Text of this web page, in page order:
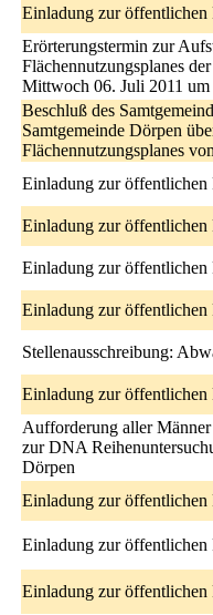
Einladung zur öffentlichen
Erörterungstermin zur
Flächennutzungsplanes
Mittwoch 06. Juli 2011
Beschluß des
Samtgemeinde Dörpen
Flächennutzungsplanes
Einladung zur öffentlichen
Einladung zur öffentlichen
Einladung zur öffentlichen
Einladung zur öffentlichen
Stellenausschreibung:
Einladung zur öffentlichen
Aufforderung aller
zur DNA
Dörpen
Einladung zur öffentlichen
Einladung zur öffentlichen
Einladung zur öffentlichen